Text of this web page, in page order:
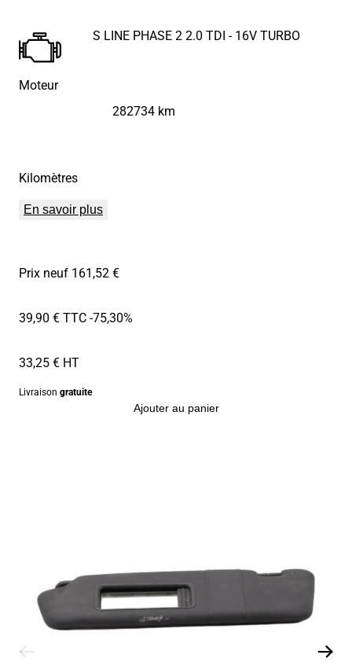
Moteur
S LINE PHASE 2 2.0 TDI - 16V TURBO
Kilomètres
282734 km
En savoir plus
Prix neuf 161,52 €
39,90 € TTC-75,30%
33,25 € HT
Livraison gratuite
Ajouter au panier